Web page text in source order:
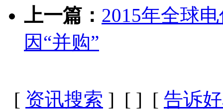
上一篇： 2015年全球
因“并购”
[ 资讯搜索 ] [ ] [ 告诉